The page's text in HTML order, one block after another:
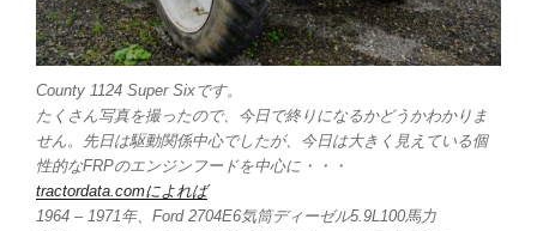
County 1124 Super Sixです。
たくさん写真を撮ったので、今日で終りになるかどうかわかりま
せん。先日は駆動関係中心でしたが、今日は大きく見えている個
性的なFRPのエンジンフードを中心に・・・
tractordata.comによれば
1964 – 1971年、Ford 2704E6気筒ディーゼル5.9L100馬力